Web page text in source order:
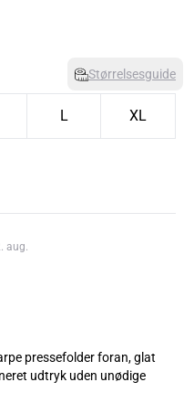
Størrelsesguide
L XL
aug.
pressefolder foran, glat
udtryk uden unødige